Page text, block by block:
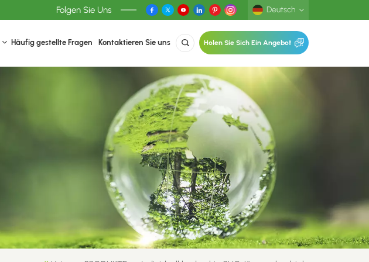
Folgen Sie Uns Deutsch
Deutsch
Häufig gestellte Fragen Kontaktieren Sie uns Holen Sie Sich Ein Angebot